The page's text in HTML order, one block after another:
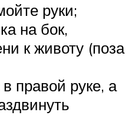
руки;
на бок,
к животу (поза
правой руке, а